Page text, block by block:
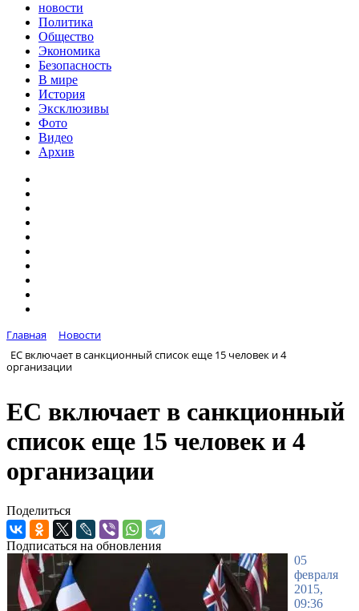
новости
Политика
Общество
Экономика
Безопасность
В мире
История
Эксклюзивы
Фото
Видео
Архив
Главная
Новости
ЕС включает в санкционный список еще 15 человек и 4
организации
ЕС включает в санкционный
список еще 15 человек и 4
организации
Поделиться
Подписаться на обновления
05
февраля
2015,
09:36